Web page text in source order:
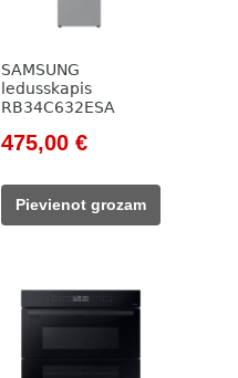
SAMSUNG
ledusskapis
RB34C632ESA
Original
was:
585,00 €.
475,00 €Current
475,00 €.
Pievienot grozam